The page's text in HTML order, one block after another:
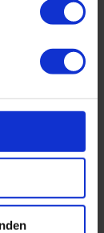
Prüfstände zur
Kunden,
Dabei
sowie